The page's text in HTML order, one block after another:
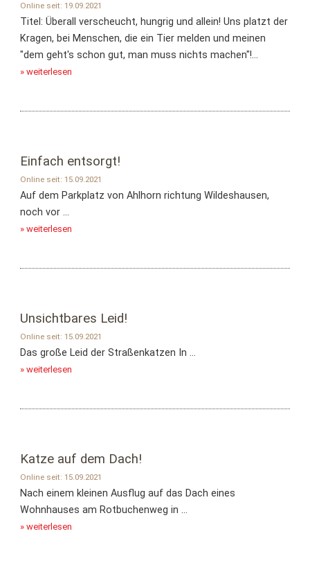
Online seit: 19.09.2021
Titel: Überall verscheucht, hungrig und allein! Uns platzt der
Kragen, bei Menschen, die ein Tier melden und meinen
"dem geht's schon gut, man muss nichts machen"!...
» weiterlesen
Einfach entsorgt!
Online seit: 15.09.2021
Auf dem Parkplatz von Ahlhorn richtung Wildeshausen,
noch vor ...
» weiterlesen
Unsichtbares Leid!
Online seit: 15.09.2021
Das große Leid der Straßenkatzen In ...
» weiterlesen
Katze auf dem Dach!
Online seit: 15.09.2021
Nach einem kleinen Ausflug auf das Dach eines
Wohnhauses am Rotbuchenweg in ...
» weiterlesen